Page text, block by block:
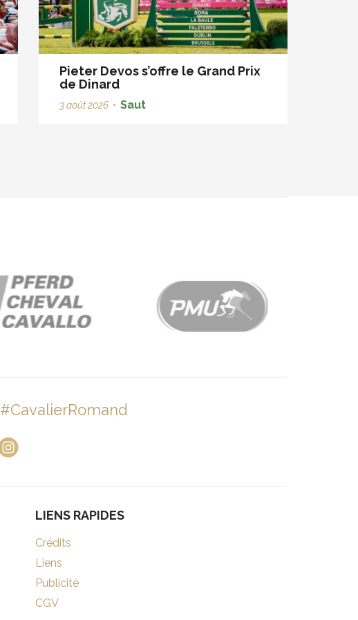
Pieter Devos s’offre le Grand Prix
de Dinard
3 août 2026 • Saut
#CavalierRomand
LIENS RAPIDES
Crédits
Liens
Publicité
CGV